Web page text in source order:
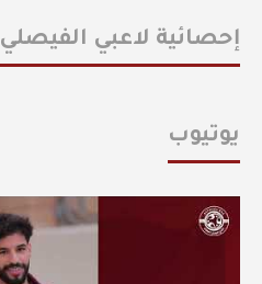
إحصائية لاعبي الفيصلي
يوتيوب